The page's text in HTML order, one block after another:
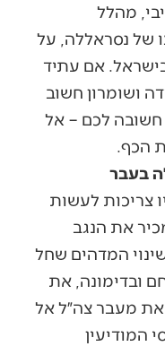
מהלל
של נסראללה, על
אם עתיד
ושומרון חשוב
לכם – אל
הכף.
בעבר
צריכות לעשות
את הנגב
המדהים שחל
ובדימונה, את
את מעבר צה״ל אל
המודיעין